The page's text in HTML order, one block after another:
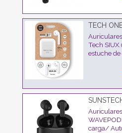
TECH
Tech
estuche
carga/